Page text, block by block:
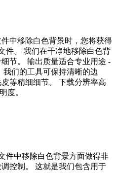
中移除白色背景时，您将获得
件。 我们在干净地移除白色背
节。 输出质量适合专业用途 -
们的工具可保持清晰的边
等精细细节。 下载分辨率高
度。
件中移除白色背景方面做得非
控制。 这就是我们包含用于